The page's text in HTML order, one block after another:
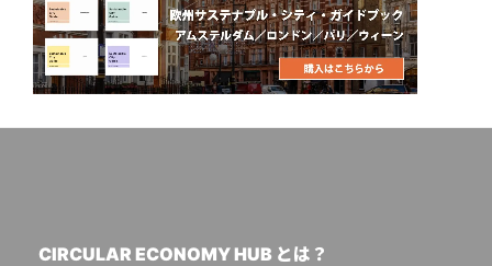
CIRCULAR ECONOMY HUB とは？